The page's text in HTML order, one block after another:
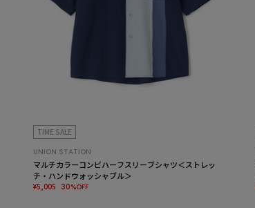
TIME SALE
UNION STATION
マルチカラーコンビハーフスリーブシャツ＜ストレッ
チ・ハンドウォッシャブル＞
¥5,005 30%OFF